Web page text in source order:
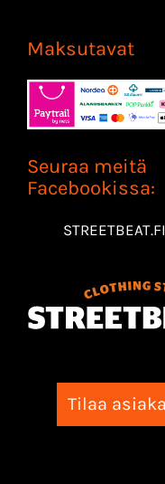
Maksutavat
Seuraa meitä
Facebookissa:
STREETBEAT.FI